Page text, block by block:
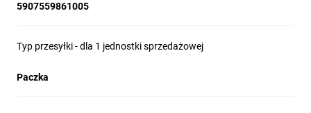
5907559861005
Typ przesyłki - dla 1 jednostki sprzedażowej
Paczka